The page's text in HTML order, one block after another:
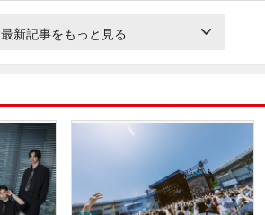
最新記事をもっと見る